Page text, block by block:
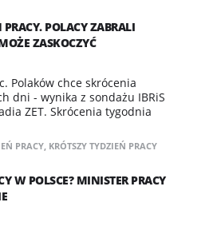
POLACY ZABRALI
ZASKOCZYĆ
Polaków chce skrócenia
dni - wynika z sondażu IBRiS
ZET. Skrócenia tygodnia
PRACY, KRÓTSZY TYDZIEŃ PRACY
W POLSCE? MINISTER PRACY